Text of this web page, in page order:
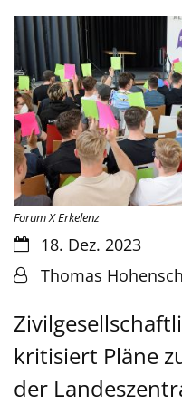
Forum X Erkelenz
Datum:18. Dez. 2023
Von:Thomas
kritisiert Pläne
der